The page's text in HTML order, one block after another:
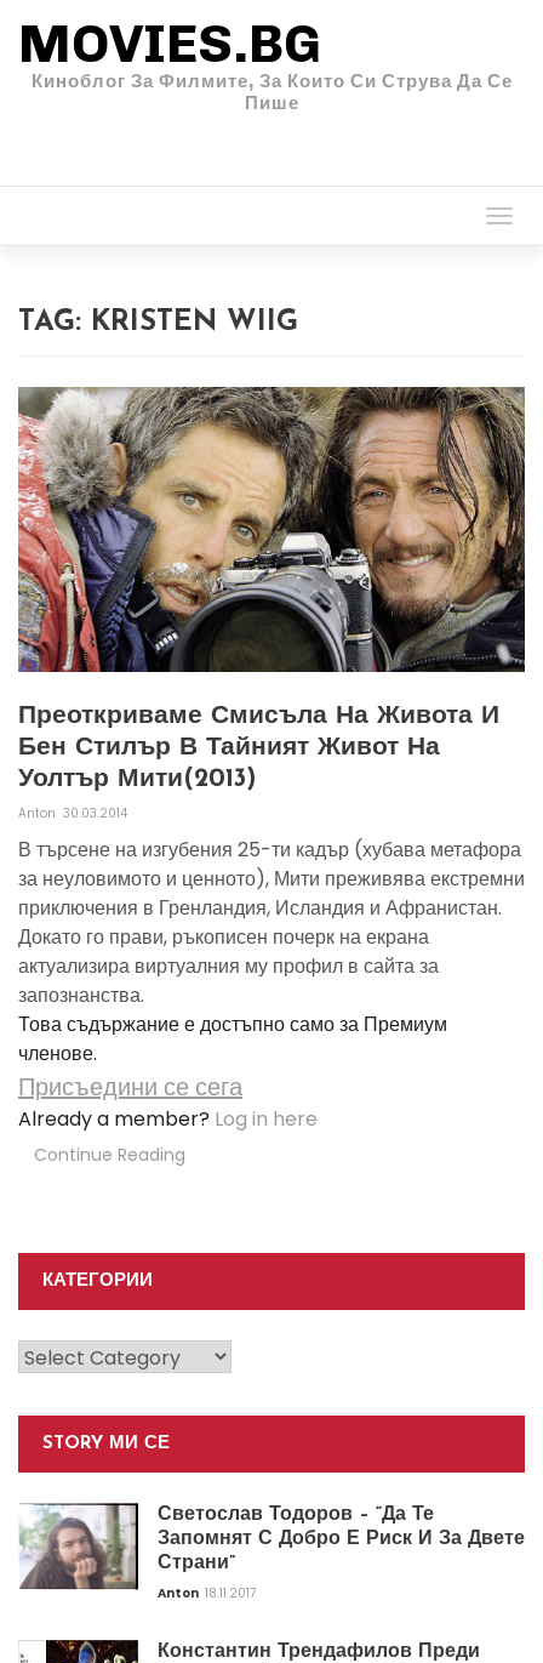
MOVIES.BG
Киноблог За Филмите, За Които Си Струва Да Се
Пише
TAG: KRISTEN WIIG
Преоткриваме Смисъла На Живота И
Бен Стилър В Тайният Живот На
Уолтър Мити(2013)
Anton 30.03.2014
В търсене на изгубения 25-ти кадър (хубава метафора
за неуловимото и ценното), Мити преживява екстремни
приключения в Гренландия, Исландия и Афранистан.
Докато го прави, ръкописен почерк на екрана
актуализира виртуалния му профил в сайта за
запознанства.
Това съдържание е достъпно само за Премиум
членове.
Присъедини се сега
Already a member? Log in here
Continue Reading
КАТЕГОРИИ
Категории
STORY МИ СЕ
Светослав Тодоров – “Да Те
Запомнят С Добро Е Риск И За Двете
Страни”
Anton 18.11.2017
Константин Трендафилов Преди